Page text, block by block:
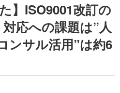
】ISO9001改訂の
応への課題は”人
ンサル活用”は約6